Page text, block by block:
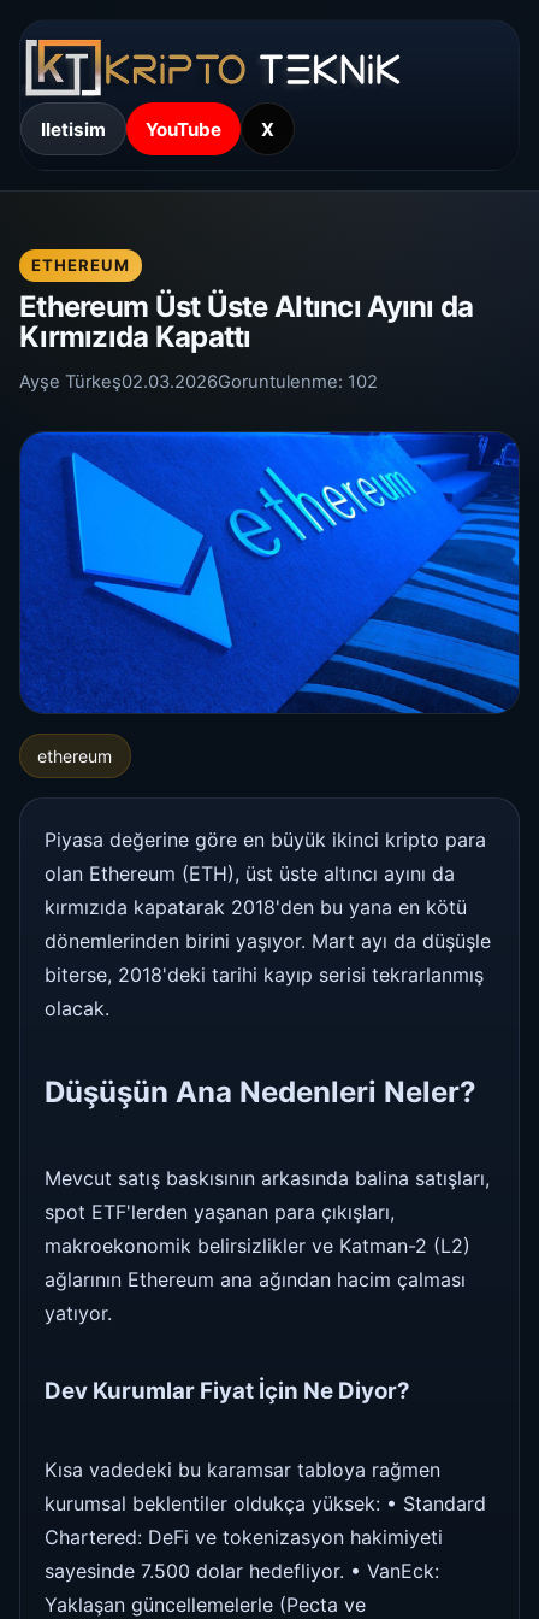
Iletisim YouTube X
ETHEREUM
Ethereum Üst Üste Altıncı Ayını da
Kırmızıda Kapattı
Ayşe Türkeş02.03.2026Goruntulenme: 102
ethereum
Piyasa değerine göre en büyük ikinci kripto para
olan Ethereum (ETH), üst üste altıncı ayını da
kırmızıda kapatarak 2018'den bu yana en kötü
dönemlerinden birini yaşıyor. Mart ayı da düşüşle
biterse, 2018'deki tarihi kayıp serisi tekrarlanmış
olacak.
Düşüşün Ana Nedenleri Neler?
Mevcut satış baskısının arkasında balina satışları,
spot ETF'lerden yaşanan para çıkışları,
makroekonomik belirsizlikler ve Katman-2 (L2)
ağlarının Ethereum ana ağından hacim çalması
yatıyor.
Dev Kurumlar Fiyat İçin Ne Diyor?
Kısa vadedeki bu karamsar tabloya rağmen
kurumsal beklentiler oldukça yüksek: • Standard
Chartered: DeFi ve tokenizasyon hakimiyeti
sayesinde 7.500 dolar hedefliyor. • VanEck:
Yaklaşan güncellemelerle (Pecta ve